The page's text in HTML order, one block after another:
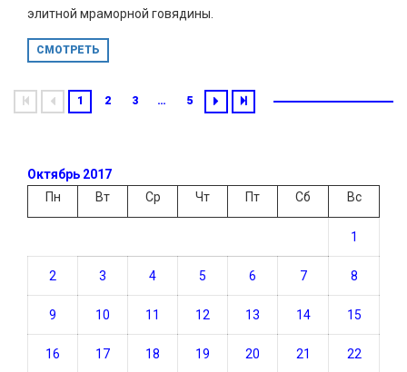
элитной мраморной говядины.
СМОТРЕТЬ
1 2 3 … 5
Октябрь 2017
Пн
Вт Ср Чт Пт Сб Вс
1
2 3 4 5 6 7 8
9 10 11 12 13 14 15
16 17 18 19 20 21 22